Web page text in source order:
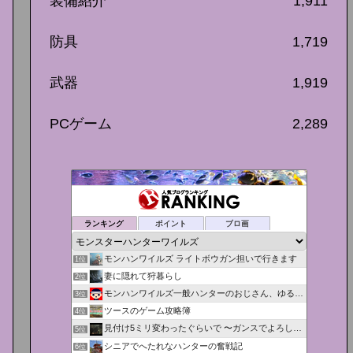
防具 1,719
武器 1,919
PCゲーム 2,289
ランキング ポイント ブロ画
1位 モンハンワイルズ ライトボウガン担いで行きます
2位 妻に隠れて狩暮らし
3位 モンハンワイルズ一般ハンターのおじさん、ゆる攻略日記を書く
4位 ツースのゲーム攻略簿
5位 見付け5ミリ変わったぐらいで 〜ガンスでよろしくリーゼント〜
6位 シニアでへたれなハンターの奮戦記